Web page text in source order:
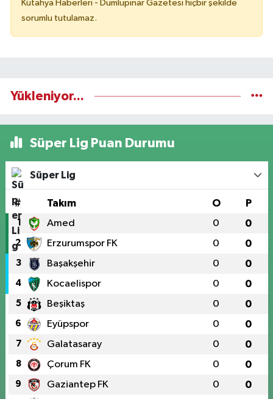
Kütahya Haberleri - Dumlupınar Gazetesi hiçbir şekilde
sorumlu tutulamaz.
Yükleniyor...
Süper Lig Puan Durumu
Süper Lig
# Takım O P
1 Amed 0 0
2 Erzurumspor FK 0 0
3 Başakşehir 0 0
4 Kocaelispor 0 0
5 Beşiktaş 0 0
6 Eyüpspor 0 0
7 Galatasaray 0 0
8 Çorum FK 0 0
9 Gaziantep FK 0 0